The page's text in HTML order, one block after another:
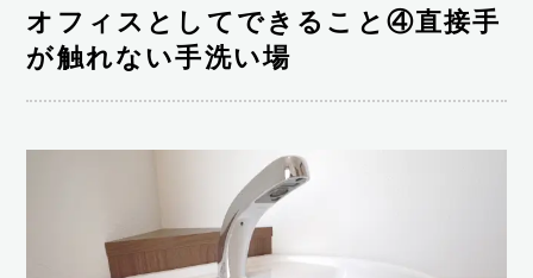
オフィスとしてできること④直接手
が触れない手洗い場